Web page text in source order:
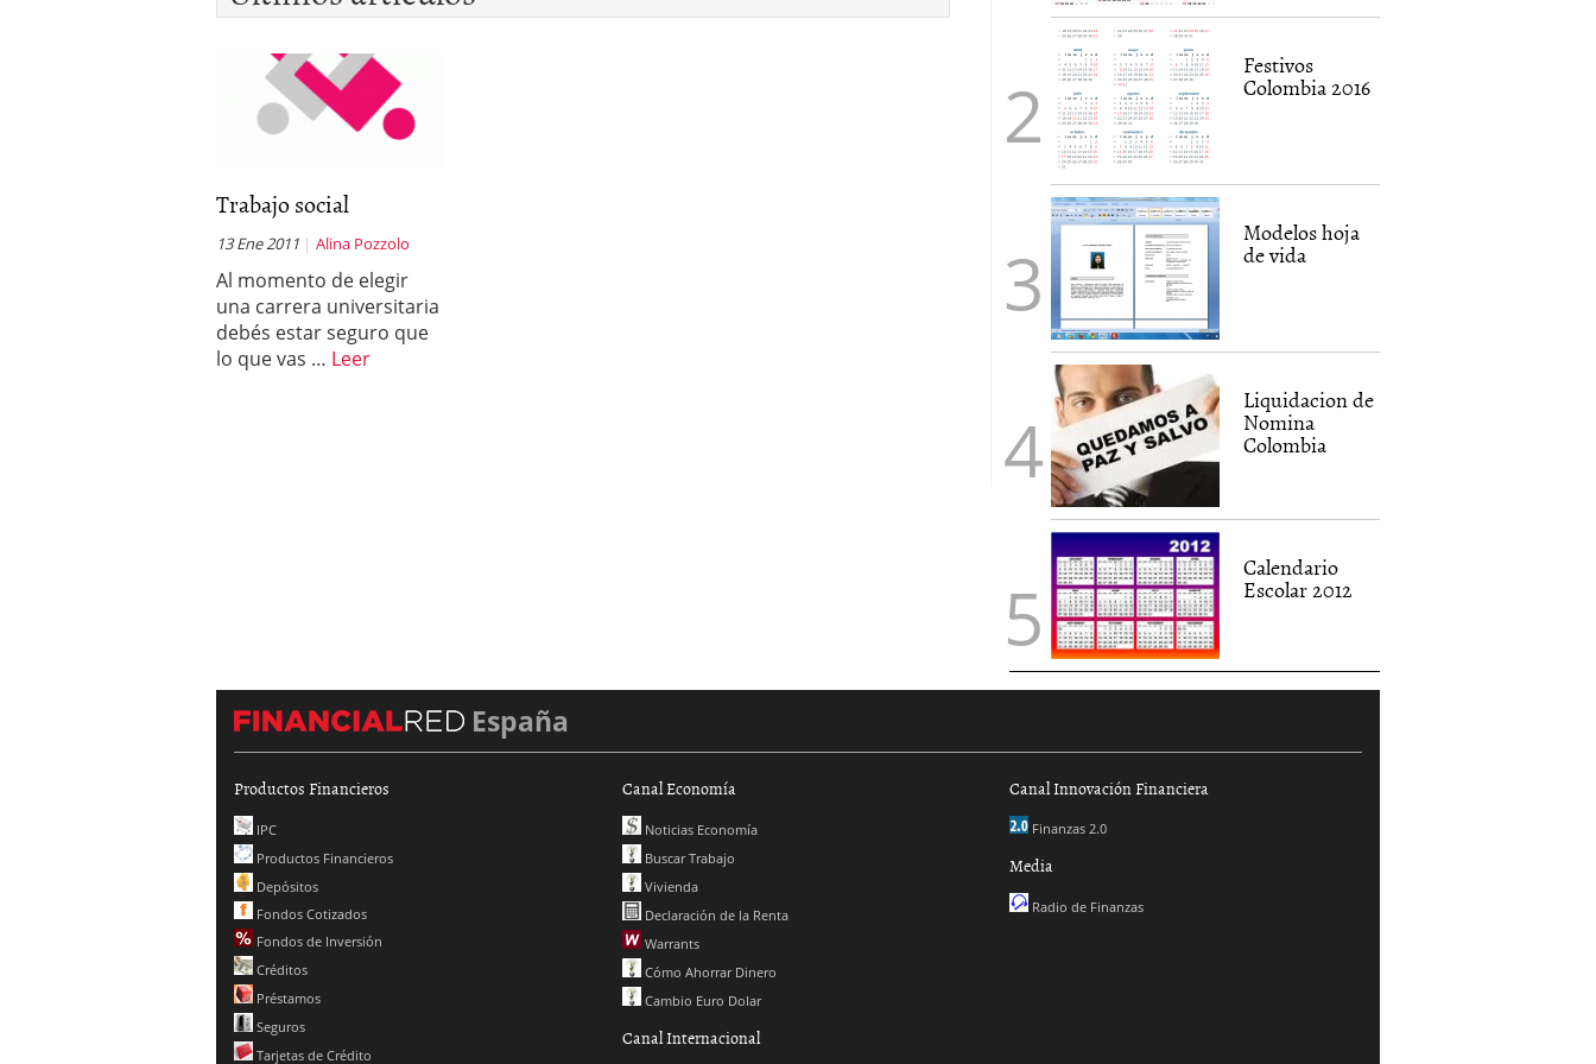
Trabajo social
13 Ene 2011 Alina Pozzolo
Al momento de elegir
una carrera universitaria
debés estar seguro que
lo que vas … Leer
Festivos
Colombia 2016
Modelos hoja
de vida
Liquidacion de
Nomina
Colombia
Calendario
Escolar 2012
España
Productos Financieros
IPC
Productos Financieros
Depósitos
Fondos Cotizados
Fondos de Inversión
Créditos
Préstamos
Seguros
Tarjetas de Crédito
Canal Economía
Noticias Economía
Buscar Trabajo
Vivienda
Declaración de la Renta
Warrants
Cómo Ahorrar Dinero
Cambio Euro Dolar
Canal Internacional
Canal Innovación Financiera
Finanzas 2.0
Media
Radio de Finanzas